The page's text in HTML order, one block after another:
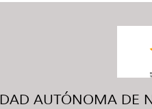
AUTÓNOMA DE